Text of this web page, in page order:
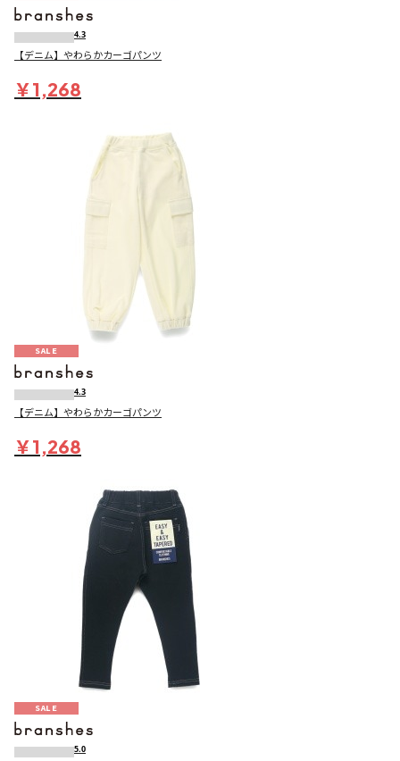
4.3
【デニム】やわらかカーゴパンツ
￥1,268
SALE
4.3
【デニム】やわらかカーゴパンツ
￥1,268
SALE
5.0